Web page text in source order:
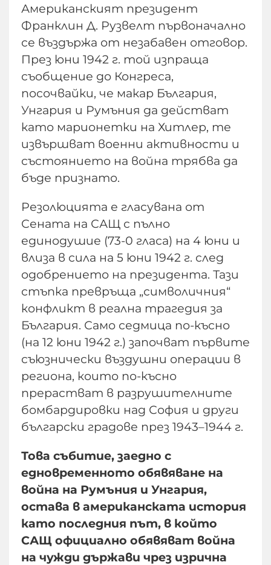
Американският президент
Франклин Д. Рузвелт първоначално
се въздържа от незабавен отговор.
През юни 1942 г. той изпраща
съобщение до Конгреса,
посочвайки, че макар България,
Унгария и Румъния да действат
като марионетки на Хитлер, те
извършват военни активности и
състоянието на война трябва да
бъде признато.
Резолюцията е гласувана от
Сената на САЩ с пълно
единодушие (73-0 гласа) на 4 юни и
влиза в сила на 5 юни 1942 г. след
одобрението на президента. Тази
стъпка превръща „символичния“
конфликт в реална трагедия за
България. Само седмица по-късно
(на 12 юни 1942 г.) започват първите
съюзнически въздушни операции в
региона, които по-късно
прерастват в разрушителните
бомбардировки над София и други
български градове през 1943–1944 г.
Това събитие, заедно с
едновременното обявяване на
война на Румъния и Унгария,
остава в американската история
като последния път, в който
САЩ официално обявяват война
на чужди държави чрез изрична